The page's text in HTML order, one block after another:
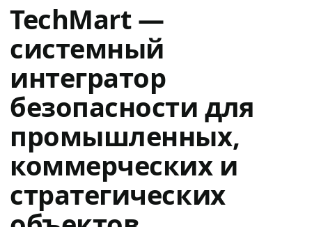
TechMart —
системный
интегратор
безопасности для
промышленных,
коммерческих и
стратегических